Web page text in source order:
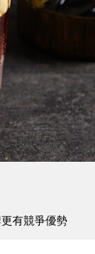
有競爭優勢